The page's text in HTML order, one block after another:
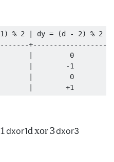
1 ) % 2 dy = (d - 2) % 2
+------------------
0
-1
0
+1
1 dxor1d xor3dxor3